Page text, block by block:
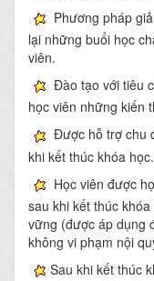
Phương pháp
lại những buổi học
viên.
Đào tạo với tiêu
học viên những kiến
Được hỗ trợ chu
khi kết thúc khóa học.
Học viên được
sau khi kết thúc
vững (được áp dụng
không vi phạm nội
Sau khi kết thúc